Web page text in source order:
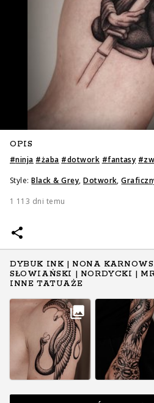
OPIS
#ninja #żaba #dotwork #fantasy #
Style: Black & Grey,Dotwork,
1 113 dni temu
DYBUK INK | NONA
SŁOWIAŃSKI | NORDYCKI |
INNE TATUAŻE